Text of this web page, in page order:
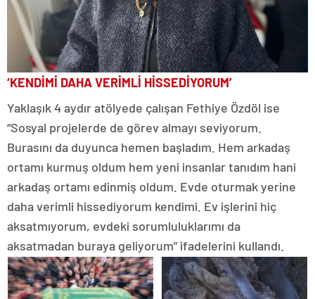
‘KENDİMİ DAHA VERİMLİ HİSSEDİYORUM’
Yaklaşık 4 aydır atölyede çalışan Fethiye Özdöl ise
“Sosyal projelerde de görev almayı seviyorum.
Burasını da duyunca hemen başladım. Hem arkadaş
ortamı kurmuş oldum hem yeni insanlar tanıdım hani
arkadaş ortamı edinmiş oldum. Evde oturmak yerine
daha verimli hissediyorum kendimi. Ev işlerini hiç
aksatmıyorum, evdeki sorumluluklarımı da
aksatmadan buraya geliyorum” ifadelerini kullandı.